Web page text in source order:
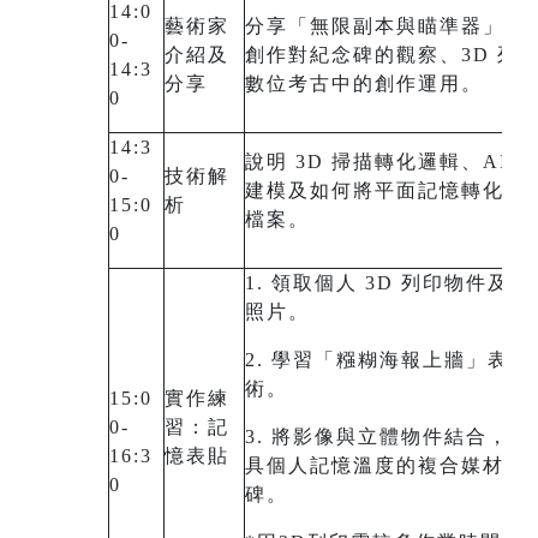
14:0
0-
14:3
0
藝術家
介紹及
分享
分享「無限副本與瞄準器」展
創作對紀念碑的觀察、3D 列
數位考古中的創作運用。
14:3
0-
15:0
0
技術解
析
說明 3D 掃描轉化邏輯、AI
建模及如何將平面記憶轉化為
檔案。
15:0
0-
16:3
0
實作練
習：記
憶表貼
1. 領取個人 3D 列印物件及對
照片。
2. 學習「糨糊海報上牆」表貼
術。
3. 將影像與立體物件結合，創
具個人記憶溫度的複合媒材紀
碑。